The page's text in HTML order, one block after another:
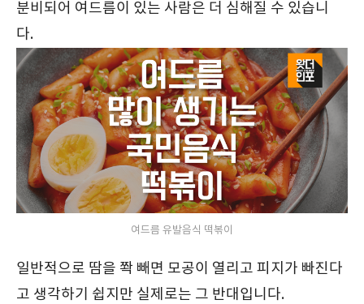
분비되어 여드름이 있는 사람은 더 심해질 수 있습니
다.
여드름 유발음식 떡볶이
일반적으로 땀을 쫙 빼면 모공이 열리고 피지가 빠진다
고 생각하기 쉽지만 실제로는 그 반대입니다.